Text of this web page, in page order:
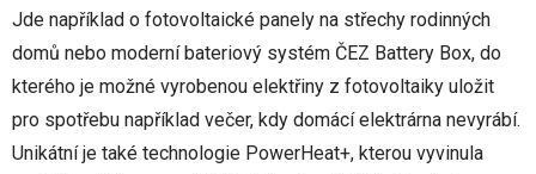
Jde například o fotovoltaické panely na střechy rodinných
domů nebo moderní bateriový systém ČEZ Battery Box, do
kterého je možné vyrobenou elektřiny z fotovoltaiky uložit
pro spotřebu například večer, kdy domácí elektrárna nevyrábí.
Unikátní je také technologie PowerHeat+, kterou vyvinula